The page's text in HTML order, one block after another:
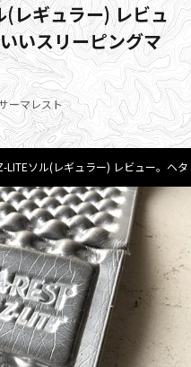
レギュラー) レビュ
いスリーピングマ
ーマレスト
LITEソル(レギュラー) レビュー。ヘ